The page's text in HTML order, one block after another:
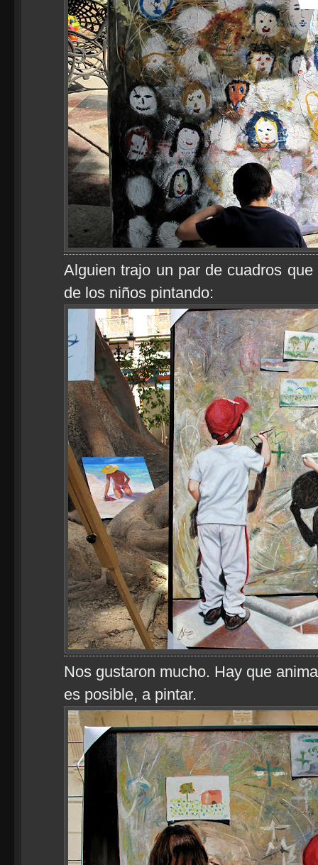
Alguien trajo un par de cuadros
de los niños pintando:
Nos gustaron mucho. Hay que
es posible, a pintar.